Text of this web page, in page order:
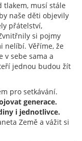
tlakem, musí stále
naše děti objevily
přátelství,
si pojmy
nelíbí. Věříme, že
v sebe sama a
jednou budou žít
pro setkávání.
generace.
i jednotlivce.
Země a vážit si